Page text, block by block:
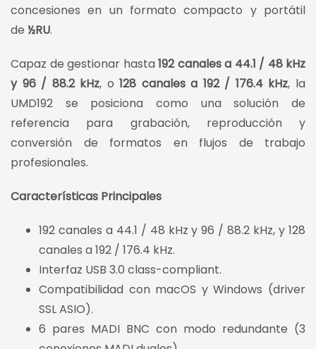
concesiones en un formato compacto y portátil
de ½RU.
Capaz de gestionar hasta192 canales a 44.1 / 48 kHz
y 96 / 88.2 kHz, o128 canales a 192 / 176.4 kHz, la
UMD192 se posiciona como una solución de
referencia para grabación, reproducción y
conversión de formatos en flujos de trabajo
profesionales.
Características Principales
192 canales a 44.1 / 48 kHz y 96 / 88.2 kHz, y 128
canales a 192 / 176.4 kHz.
Interfaz USB 3.0 class-compliant.
Compatibilidad con macOS y Windows (driver
SSL ASIO).
6 pares MADI BNC con modo redundante (3